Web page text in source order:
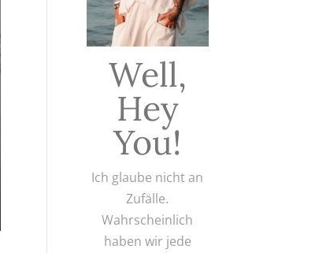
Well,
Hey
You!
Ich glaube nicht an
Zufälle.
Wahrscheinlich
haben wir jede